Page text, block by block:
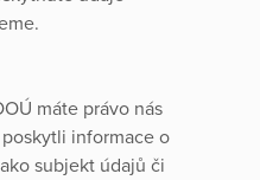
máte právo nás
informace o
subjekt údajů či